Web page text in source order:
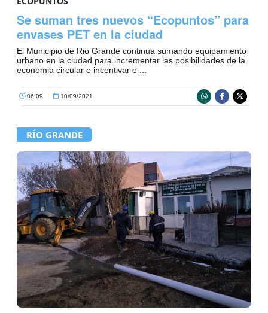
Se suman tres nuevos “Ecopuntos” para
envases PET en la ciudad
El Municipio de Rio Grande continua sumando equipamiento
urbano en la ciudad para incrementar las posibilidades de la
economia circular e incentivar e ...
06:09 10/09/2021
RÍO GRANDE